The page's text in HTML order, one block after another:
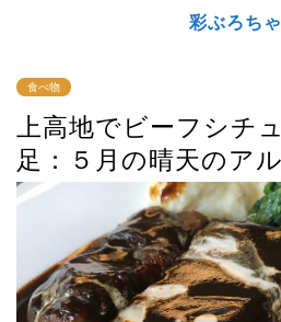
彩ぶろち
食べ物
上高地でビーフシチ
足：５月の晴天のア